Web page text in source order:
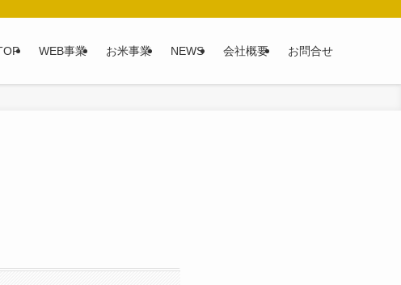
WEB事業 お米事業 NEWS 会社概要 お問合せ